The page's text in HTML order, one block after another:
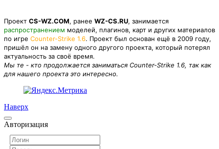
Проект CS-WZ.COM, ранее WZ-CS.RU, занимается
распространением моделей, плагинов, карт и других материалов
по игре Counter-Strike 1.6. Проект был основан ещё в 2009 году,
пришёл он на замену одного другого проекта, который потерял
актуальность за своё время.
Мы те - кто продолжается заниматься Counter-Strike 1.6, так как
для нашего проекта это интересно.
Наверх
Авторизация